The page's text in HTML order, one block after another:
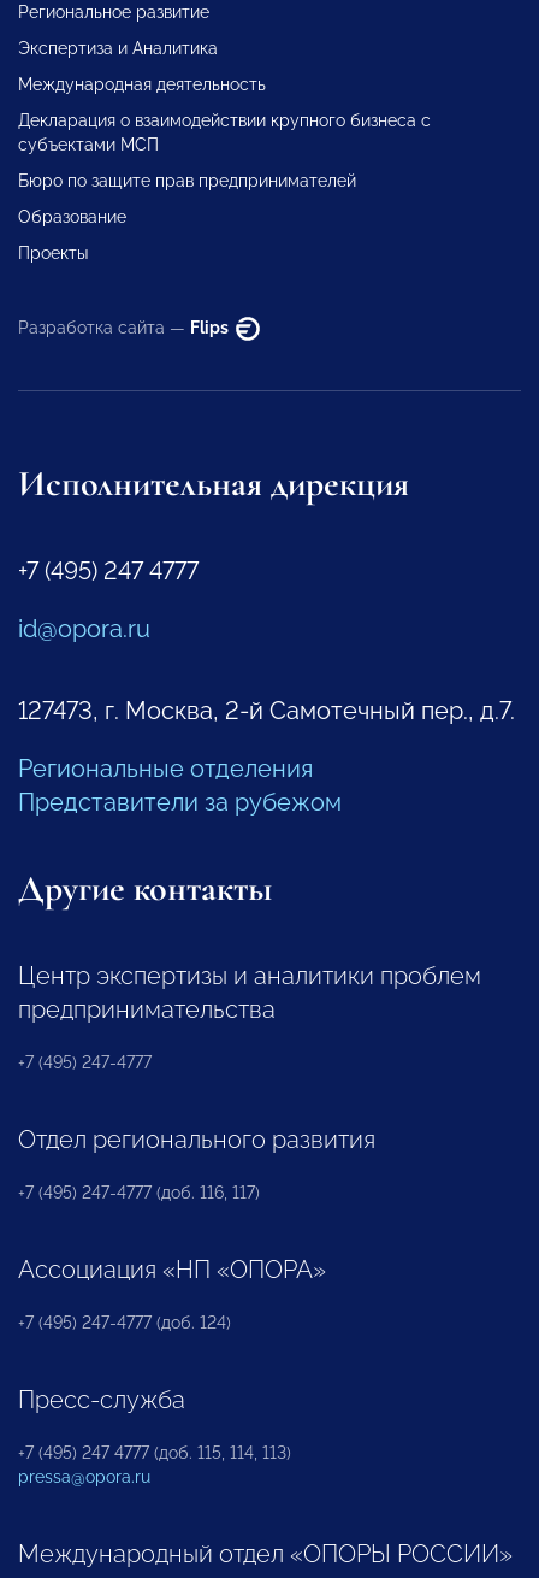
Региональное развитие
Экспертиза и Аналитика
Международная деятельность
Декларация о взаимодействии крупного бизнеса с
субъектами МСП
Бюро по защите прав предпринимателей
Образование
Проекты
Разработка сайта — Flips
Исполнительная дирекция
+7 (495) 247 4777
id@opora.ru
127473, г. Москва, 2-й Самотечный пер., д.7.
Региональные отделения
Представители за рубежом
Другие контакты
Центр экспертизы и аналитики проблем
предпринимательства
+7 (495) 247-4777
Отдел регионального развития
+7 (495) 247-4777 (доб. 116, 117)
Ассоциация «НП «ОПОРА»
+7 (495) 247-4777 (доб. 124)
Пресс-служба
+7 (495) 247 4777 (доб. 115, 114, 113)
pressa@opora.ru
Международный отдел «ОПОРЫ РОССИИ»